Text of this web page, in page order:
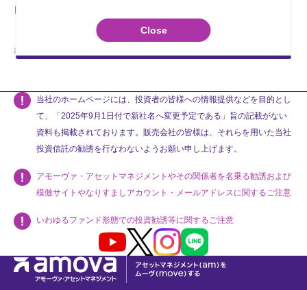
当社のホームページには、投資者の皆様への情報提供などを目的とし
て、「2025年9月1日付で新社名へ変更予定である」旨の記載がない
資料も掲載されております。販売会社の皆様は、それらを用いた当社
投資信託の勧誘を行なわないようお願い申し上げます。
アモーヴァ・アセットマネジメントやその関係者を名乗る勧誘および
模倣サイトやなりすましアカウント・メールアドレスに関するご注意
いわゆるファンド形態での投資勧誘等に関するご注意
Youtube X InstagramLINE
Close